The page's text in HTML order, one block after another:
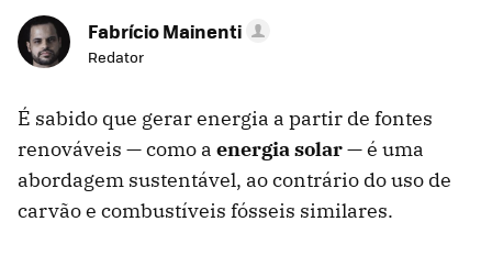
Fabrício Mainenti
Redator
É sabido que gerar energia a partir de fontes
renováveis ​​— como a energia solar— é uma
abordagem sustentável, ao contrário do uso de
carvão e combustíveis fósseis similares.